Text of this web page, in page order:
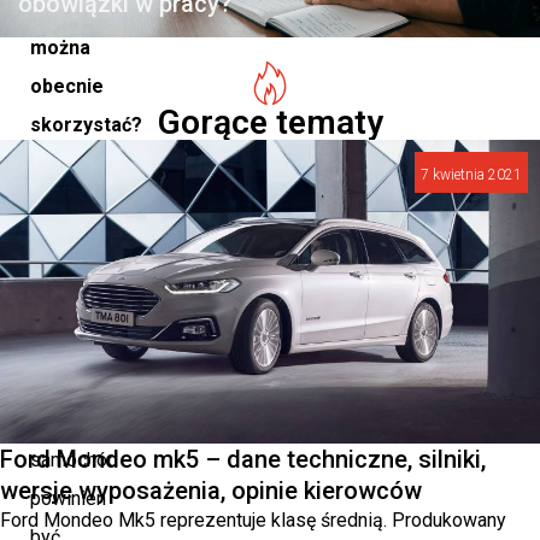
samochodu
można
obecnie
skorzystać?
Podpowiadamy!
Idealne
auto
dla
rodziny
Rodzinny
samochód
powinien
Gorące tematy
7 kwietnia 2021
Ford Mondeo mk5 – dane techniczne, silniki,
wersje wyposażenia, opinie kierowców
Ford Mondeo Mk5 reprezentuje klasę średnią. Produkowany